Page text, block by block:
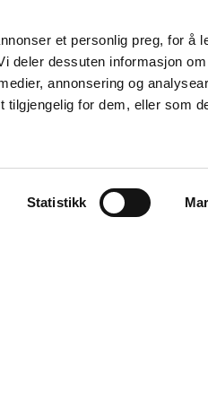
et personlig preg, for å
deler dessuten informasjon
annonsering og
tilgjengelig for dem, eller som
Statistikk